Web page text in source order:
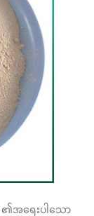
၏အရေးပါသော